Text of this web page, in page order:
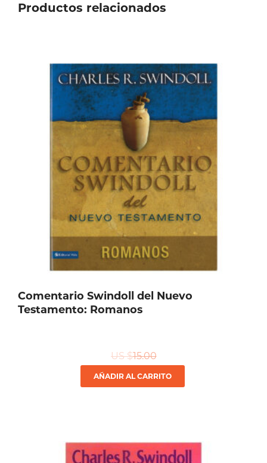
Productos relacionados
Comentario Swindoll del Nuevo
Testamento: Romanos
US $15.00
AÑADIR AL CARRITO